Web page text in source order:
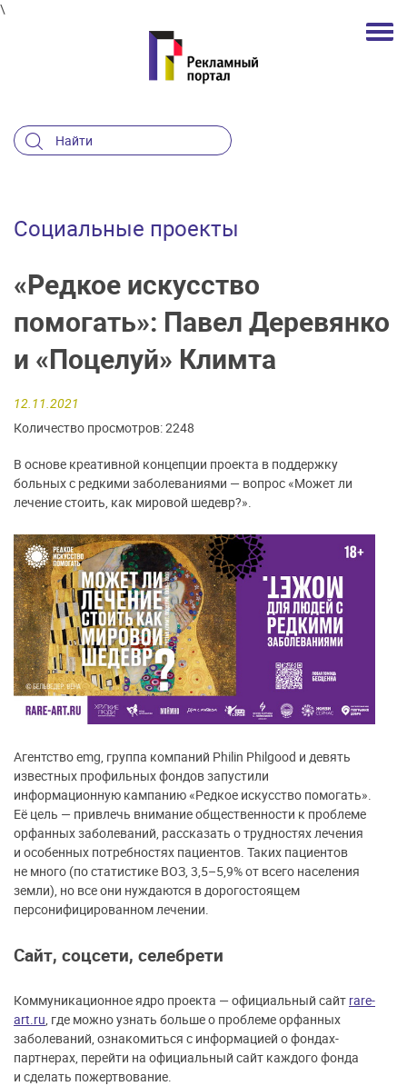
\
Социальные проекты
«Редкое искусство
помогать»: Павел Деревянко
и «Поцелуй» Климта
12.11.2021
Количество просмотров: 2248
В основе креативной концепции проекта в поддержку
больных с редкими заболеваниями — вопрос «Может ли
лечение стоить, как мировой шедевр?».
Агентство emg, группа компаний Philin Philgood и девять
известных профильных фондов запустили
информационную кампанию «Редкое искусство помогать».
Её цель — привлечь внимание общественности к проблеме
орфанных заболеваний, рассказать о трудностях лечения
и особенных потребностях пациентов. Таких пациентов
не много (по статистике ВОЗ, 3,5–5,9% от всего населения
земли), но все они нуждаются в дорогостоящем
персонифицированном лечении.
Сайт, соцсети, селебрети
Коммуникационное ядро проекта — официальный сайт rare-
art.ru , где можно узнать больше о проблеме орфанных
заболеваний, ознакомиться с информацией о фондах-
партнерах, перейти на официальный сайт каждого фонда
и сделать пожертвование.